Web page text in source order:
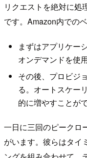
リクエストを絶対に処
です。Amazon内での
まずはアプリケー
オンデマンドを使
その後、プロビジ
る。オートスケー
的に増やすことが
一日に三回のピークロ
がいます。彼らはタイ